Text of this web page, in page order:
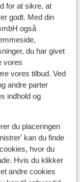
for at sikre, at
godt. Med din
også
du har givet
vores
vores tilbud. Ved
andre parter
indhold og
du placeringen
kan du finde
hvor du
Hvis du klikker
andre cookies
ejer
meter
meter